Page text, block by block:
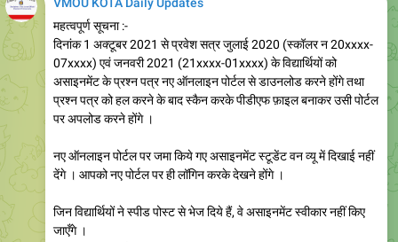
VMOU KOTA Daily Updates
महत्वपूर्ण सूचना :-
दिनांक 1 अक्टूबर 2021 से प्रवेश सत्र जुलाई 2020 (स्कॉलर न 20xxxx-
07xxxx) एवं जनवरी 2021 (21xxxx-01xxxx) के विद्यार्थियों को
असाइनमेंट के प्रश्न पत्र नए ऑनलाइन पोर्टल से डाउनलोड करने होंगे तथा
प्रश्न पत्र को हल करने के बाद स्कैन करके पीडीएफ फ़ाइल बनाकर उसी पोर्टल
पर अपलोड करने होंगे ।
नए ऑनलाइन पोर्टल पर जमा किये गए असाइनमेंट स्टूडेंट वन व्यू में दिखाई नहीं
देंगे । आपको नए पोर्टल पर ही लॉगिन करके देखने होंगे ।
जिन विद्यार्थियों ने स्पीड पोस्ट से भेज दिये हैं, वे असाइनमेंट स्वीकार नहीं किए
जाएँगे ।